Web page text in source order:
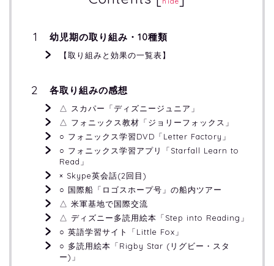
幼児期の取り組み・10種類
【取り組みと効果の一覧表】
各取り組みの感想
△ スカパー「ディズニージュニア」
△ フォニックス教材「ジョリーフォックス」
○ フォニックス学習DVD「Letter Factory」
○ フォニックス学習アプリ「Starfall Learn to
Read」
× Skype英会話(2回目)
○ 国際船「ロゴスホープ号」の船内ツアー
△ 米軍基地で国際交流
△ ディズニー多読用絵本「Step into Reading」
○ 英語学習サイト「Little Fox」
○ 多読用絵本「Rigby Star (リグビー・スタ
ー)」